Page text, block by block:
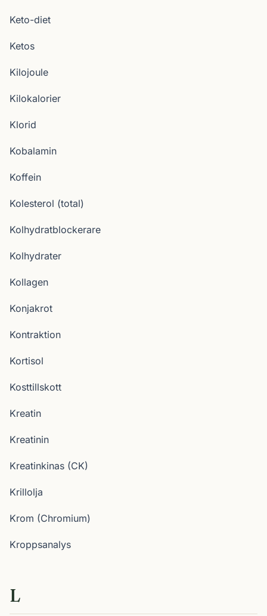
Keto-diet
Ketos
Kilojoule
Kilokalorier
Klorid
Kobalamin
Koffein
Kolesterol (total)
Kolhydratblockerare
Kolhydrater
Kollagen
Konjakrot
Kontraktion
Kortisol
Kosttillskott
Kreatin
Kreatinin
Kreatinkinas (CK)
Krillolja
Krom (Chromium)
Kroppsanalys
L